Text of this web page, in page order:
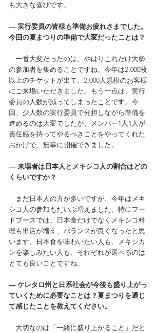
も大きな喜びです。
― 実行委員の皆様も準備お疲れさまでした。
今回の夏まつりの準備で大変だったことは？
一番大変だったのは、やはりこれだけ大勢
の参加者を集めることですね。今年は2,000枚
以上のチケットが出て、2,000人規模のお客様
にご来場いただきました。もう一点は、実行
委員の人数が減ってしまったことです。今
回、少人数の実行委員で分担しながら準備を
進めるのは大変でしたが、メンバー1人1人が
責任感を持ってやるべきことをやってくれた
おかげで、無事に開催できました。
― 来場者は日本人とメキシコ人の割合はどの
くらいですか？
まだ日本人の方が多いですが、今年はメキ
シコ人の参加もだいぶ増えました。特にフー
ドブースでは、日本食だけでなくメキシコ料
理も出店が増え、バランスが良くなったと思
います。日本食を味わいたい人も、メキシカ
ンを楽しみたい人も、それぞれが選べるのは
とても良いことですね。
― ケレタロ州と日系社会が今後も盛り上がっ
ていくために必要なことは？夏まつりを通じ
て感じたことを教えてください。
大切なのは「一緒に盛り上がること」だと